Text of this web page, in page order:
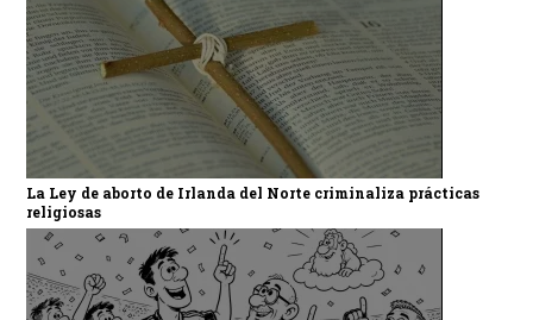
La Ley de aborto de Irlanda del Norte criminaliza prácticas
religiosas